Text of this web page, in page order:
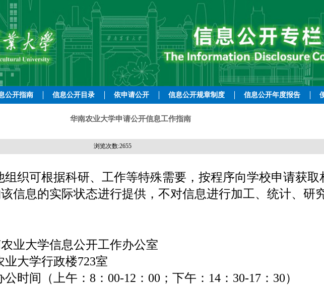
公开指南 信息公开目录 依申请公开 信息公开规章制度 信息公开年度报告
华南农业大学申请公开信息工作指南
浏览次数:2655
组织可根据科研、工作等特殊需要，按程序向学校申请获取
信息的实际状态进行提供，不对信息进行加工、统计、研
大学信息公开工作办公室
业大学行政楼723室
时间（上午： 8 ： 00-12 ： 00 ；下午： 14 ： 30-17 ： 30）